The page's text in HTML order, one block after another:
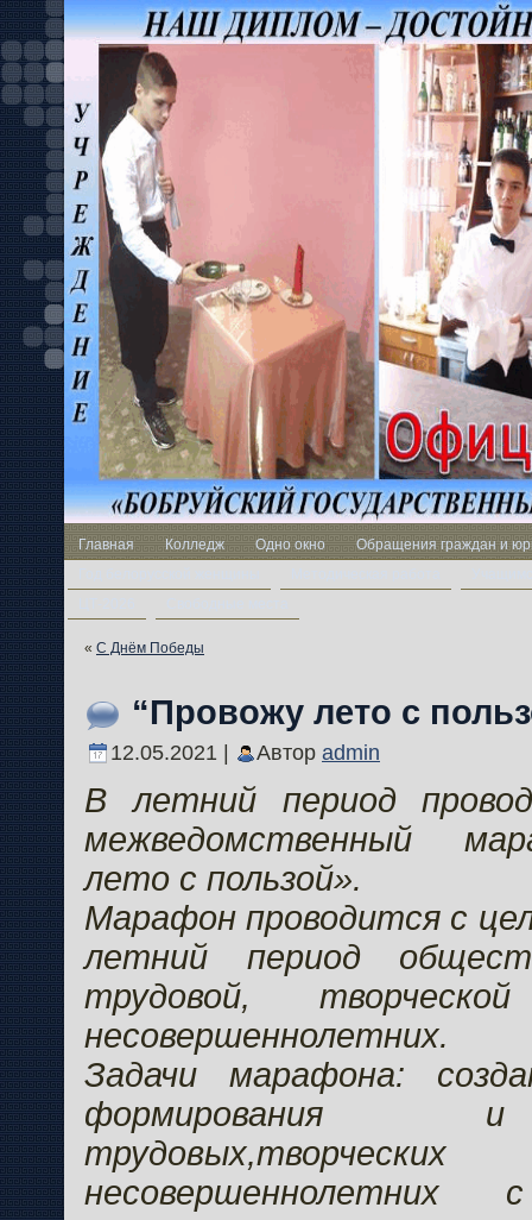
Главная Колледж Одно окно
Обращения граждан и
« С Днём Победы
“Провожу лето с
12.05.2021 | Автор admin
В летний период
межведомственный
лето с пользой».
Марафон проводится с
летний период
трудовой,
несовершеннолетних.
Задачи марафона:
формирования